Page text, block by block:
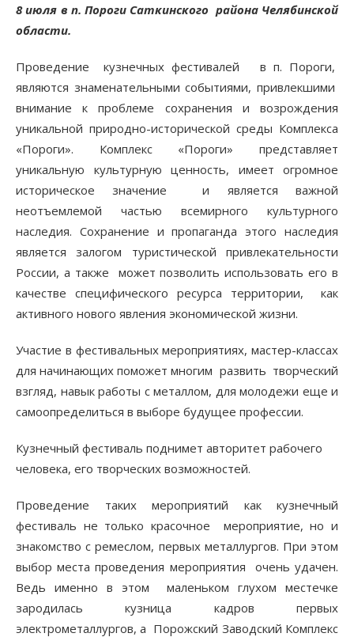
8 июля в п. Пороги Саткинского района Челябинской
области.
Проведение кузнечных фестивалей в п. Пороги,
являются знаменательными событиями, привлекшими
внимание к проблеме сохранения и возрождения
уникальной природно-исторической среды Комплекса
«Пороги». Комплекс «Пороги» представляет
уникальную культурную ценность, имеет огромное
историческое значение и является важной
неотъемлемой частью всемирного культурного
наследия. Сохранение и пропаганда этого наследия
является залогом туристической привлекательности
России, а также может позволить использовать его в
качестве специфического ресурса территории, как
активного нового явления экономической жизни.
Участие в фестивальных мероприятиях, мастер-классах
для начинающих поможет многим развить творческий
взгляд, навык работы с металлом, для молодежи еще и
самоопределиться в выборе будущее профессии.
Кузнечный фестиваль поднимет авторитет рабочего
человека, его творческих возможностей.
Проведение таких мероприятий как кузнечный
фестиваль не только красочное мероприятие, но и
знакомство с ремеслом, первых металлургов. При этом
выбор места проведения мероприятия очень удачен.
Ведь именно в этом маленьком глухом местечке
зародилась кузница кадров первых
электрометаллургов, а Порожский Заводский Комплекс